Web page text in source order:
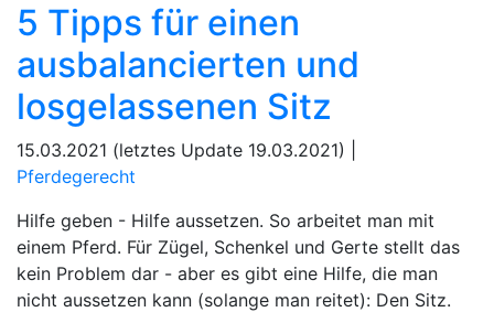
5 Tipps für einen
ausbalancierten und
losgelassenen Sitz
15.03.2021 (letztes Update 19.03.2021) |
Pferdegerecht
Hilfe geben - Hilfe aussetzen. So arbeitet man mit
einem Pferd. Für Zügel, Schenkel und Gerte stellt das
kein Problem dar - aber es gibt eine Hilfe, die man
nicht aussetzen kann (solange man reitet): Den Sitz.